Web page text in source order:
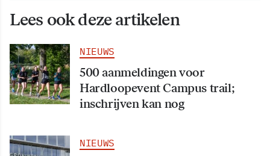
Lees ook deze artikelen
NIEUWS
500 aanmeldingen voor
Hardloopevent Campus trail;
inschrijven kan nog
NIEUWS